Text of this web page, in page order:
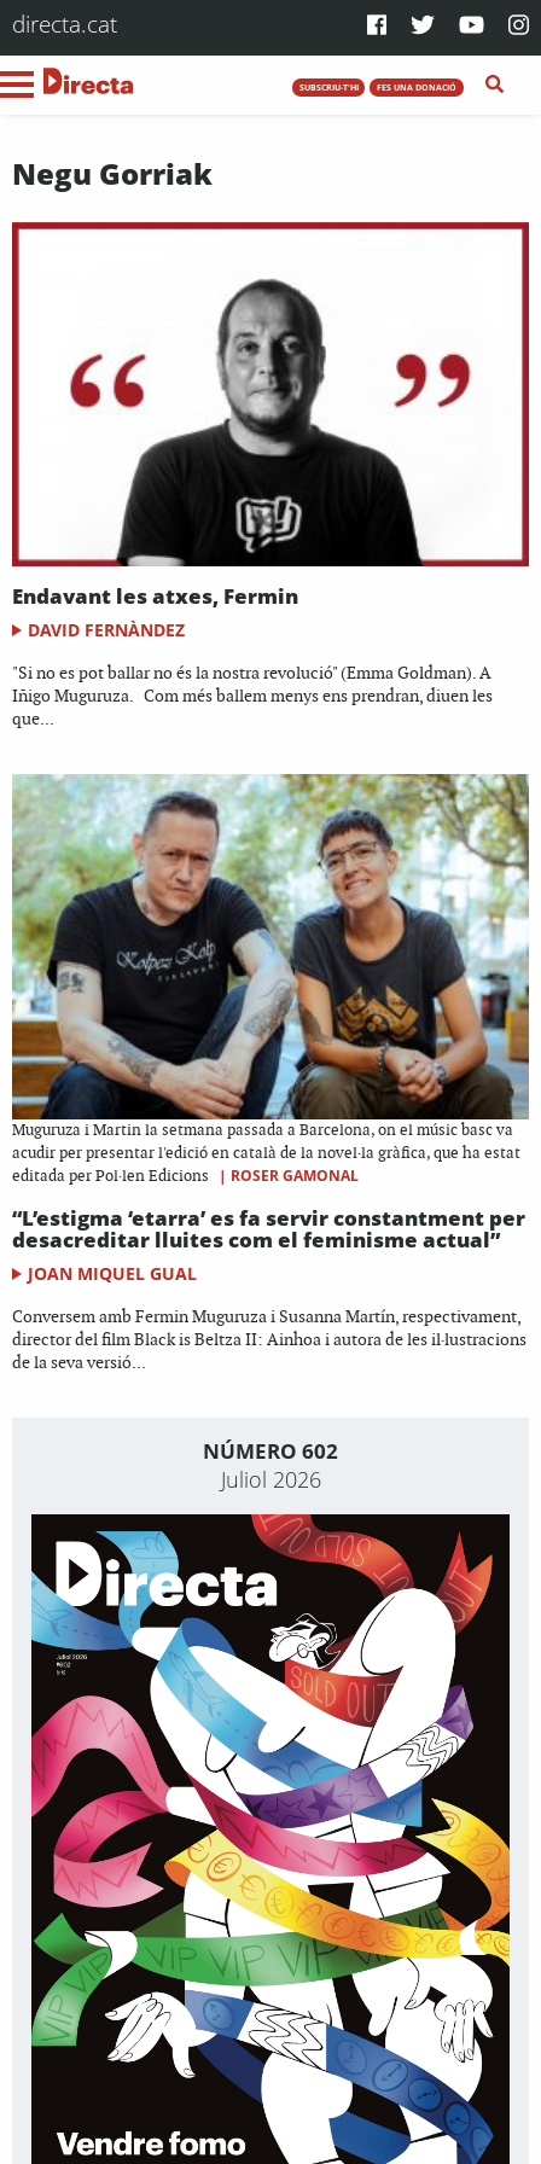
directa.cat
SUBSCRIU-T'HI FES UNA DONACIÓ
Negu Gorriak
Endavant les atxes, Fermin
DAVID FERNÀNDEZ
"Si no es pot ballar no és la nostra revolució" (Emma Goldman). A
Iñigo Muguruza. Com més ballem menys ens prendran, diuen les
que...
Muguruza i Martin la setmana passada a Barcelona, on el músic basc va
acudir per presentar l'edició en català de la novel·la gràfica, que ha estat
editada per Pol·len Edicions
| ROSER GAMONAL
“L’estigma ‘etarra’ es fa servir constantment per
desacreditar lluites com el feminisme actual”
JOAN MIQUEL GUAL
Conversem amb Fermin Muguruza i Susanna Martín, respectivament,
director del film Black is Beltza II: Ainhoa i autora de les il·lustracions
de la seva versió...
NÚMERO 602
Juliol 2026